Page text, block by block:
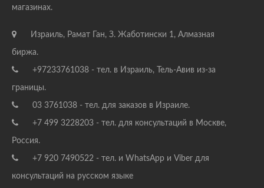
магазинах.
Израиль, Рамат Ган, З. Жаботински 1, Алмазная
биржа.
+97233761038 - тел. в Израиль, Тель-Авив из-за
границы.
03 3761038 - тел. для заказов в Израиле.
+7 499 3228203 - тел. для консультаций в Москве,
Россия.
+7 920 7490522 - тел. и WhatsApp и Viber для
консультаций на русском языке